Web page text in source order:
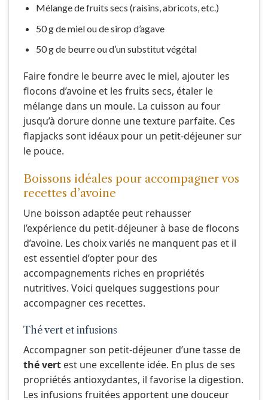
Mélange de fruits secs (raisins, abricots, etc.)
50 g de miel ou de sirop d’agave
50 g de beurre ou d’un substitut végétal
Faire fondre le beurre avec le miel, ajouter les
flocons d’avoine et les fruits secs, étaler le
mélange dans un moule. La cuisson au four
jusqu’à dorure donne une texture parfaite. Ces
flapjacks sont idéaux pour un petit-déjeuner sur
le pouce.
Boissons idéales pour accompagner vos
recettes d’avoine
Une boisson adaptée peut rehausser
l’expérience du petit-déjeuner à base de flocons
d’avoine. Les choix variés ne manquent pas et il
est essentiel d’opter pour des
accompagnements riches en propriétés
nutritives. Voici quelques suggestions pour
accompagner ces recettes.
Thé vert et infusions
Accompagner son petit-déjeuner d’une tasse de
thé vert est une excellente idée. En plus de ses
propriétés antioxydantes, il favorise la digestion.
Les infusions fruitées apportent une douceur